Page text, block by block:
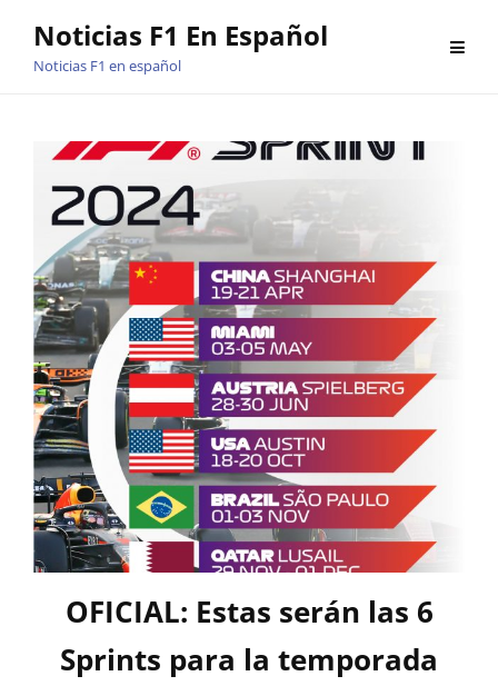
Noticias F1 En Español
Noticias F1 en español
OFICIAL: Estas serán las 6
Sprints para la temporada